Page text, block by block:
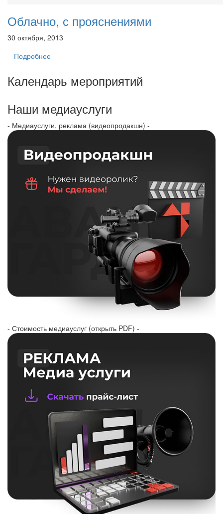
Облачно, с прояснениями
30 октября, 2013
Подробнее
Календарь мероприятий
Наши медиауслуги
- Медиауслуги, реклама (видеопродакшн) -
- Стоимость медиауслуг (открыть PDF) -